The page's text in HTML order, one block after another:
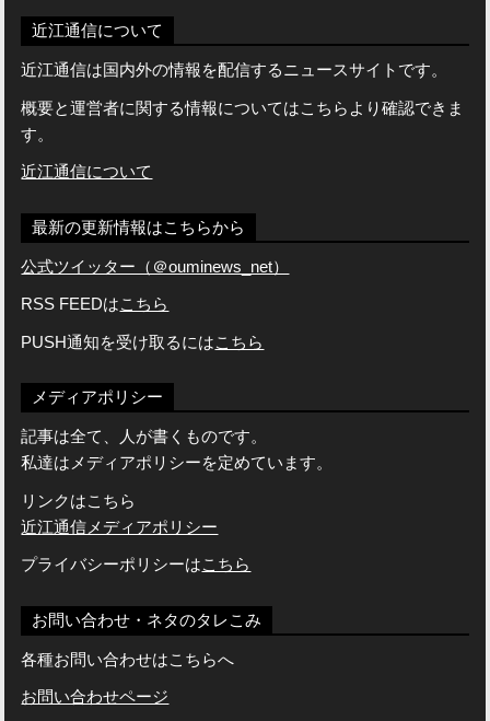
近江通信について
近江通信は国内外の情報を配信するニュースサイトです。
概要と運営者に関する情報についてはこちらより確認できま
す。
近江通信について
最新の更新情報はこちらから
公式ツイッター（＠ouminews_net）
RSS FEEDはこちら
PUSH通知を受け取るにはこちら
メディアポリシー
記事は全て、人が書くものです。
私達はメディアポリシーを定めています。
リンクはこちら
近江通信メディアポリシー
プライバシーポリシーはこちら
お問い合わせ・ネタのタレこみ
各種お問い合わせはこちらへ
お問い合わせページ